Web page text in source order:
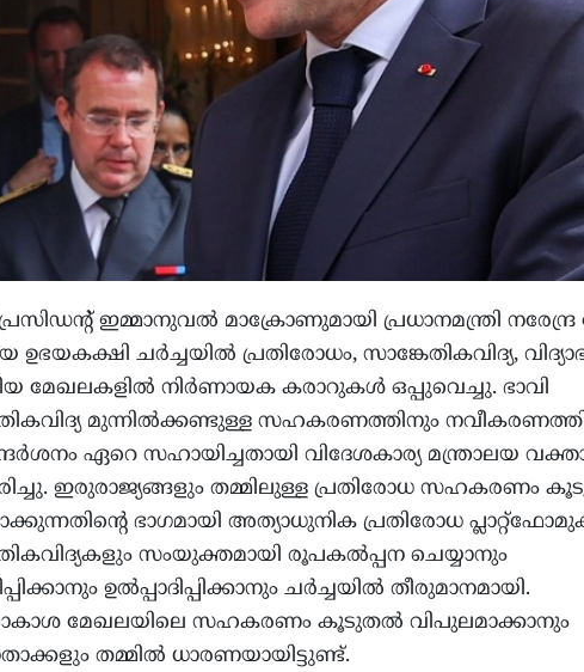
ഇമ്മാനുവൽ മാക്രോണുമായി പ്രധാനമന്ത്രി നരേന്ദ്ര
ഉഭയകക്ഷി ചർച്ചയിൽ പ്രതിരോധം, സാങ്കേതികവിദ്യ,
മേഖലകളിൽ നിർണായക കരാറുകൾ ഒപ്പുവെച്ചു. ഭാവി
മുന്നിൽക്കണ്ടുള്ള സഹകരണത്തിനും
ഏറെ സഹായിച്ചതായി വിദേശകാര്യ മന്ത്രാലയ
ഇരുരാജ്യങ്ങളും തമ്മിലുള്ള പ്രതിരോധ സഹകരണം
ഭാഗമായി അത്യാധുനിക പ്രതിരോധ
സംയുക്തമായി രൂപകൽപ്പന ചെയ്യാനും
ഉൽപ്പാദിപ്പിക്കാനും ചർച്ചയിൽ തീരുമാനമായി.
മേഖലയിലെ സഹകരണം കൂടുതൽ വിപുലമാക്കാനും
തമ്മിൽ ധാരണയായിട്ടുണ്ട്.